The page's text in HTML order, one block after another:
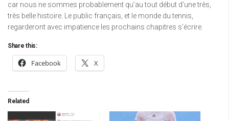
car nous ne sommes probablement qu’au tout début d’une très,
très belle histoire. Le public français, et le monde du tennis,
regarderont avec impatience les prochains chapitres s’écrire.
Share this:
Facebook X
Related